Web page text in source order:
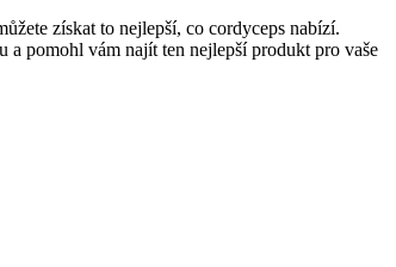
získat to nejlepší, co cordyceps nabízí.
a pomohl vám najít ten nejlepší produkt pro vaše